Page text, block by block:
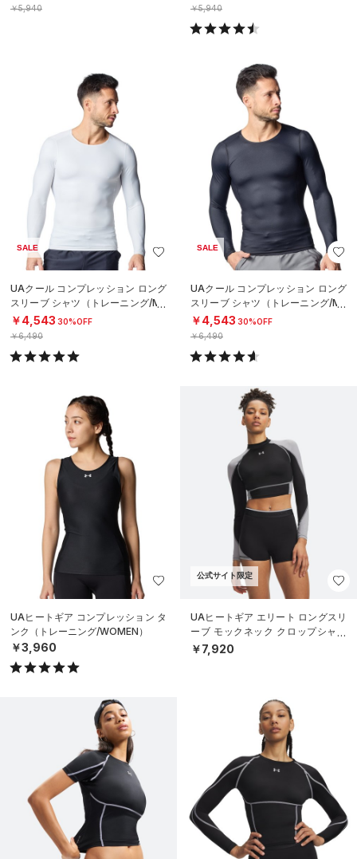
￥5,940
￥5,940
SALE
UAクール コンプレッション ロング
スリーブ シャツ（トレーニング/ME
N）
￥4,543 30%OFF
￥6,490
SALE
UAクール コンプレッション ロング
スリーブ シャツ（トレーニング/ME
N）
￥4,543 30%OFF
￥6,490
UAヒートギア コンプレッション タ
ンク（トレーニング/WOMEN）
￥3,960
公式サイト限定
UAヒートギア エリート ロングスリ
ーブ モックネック クロップシャツ
（トレーニング/WOMEN）
￥7,920